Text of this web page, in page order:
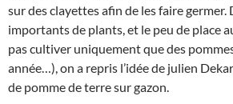
sur des clayettes afin de les faire
importants de plants, et le peu de place
pas cultiver uniquement que des
année…), on a repris l’idée de julien
de pomme de terre sur gazon.